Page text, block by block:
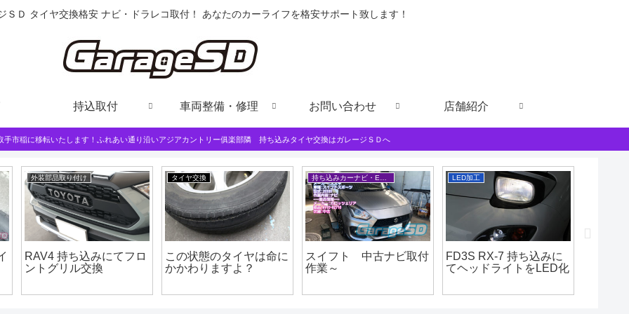
ＳＤ タイヤ交換格安 ナビ・ドラレコ取付！ あなたのカーライフを格安サポート致します！
持込取付 車両整備・修理 お問い合わせ 店舗紹介
手市稲に移転いたします！ふれあい通り沿いアジアカントリー俱楽部隣 持ち込みタイヤ交換はガレージＳＤへ
外装部品取り付け
RAV4 持ち込みにてフロ
ントグリル交換
タイヤ交換
この状態のタイヤは命に
かかわりますよ？
持ち込みカーナビ・ETCなど
スイフト 中古ナビ取付
作業～
LED加工
FD3S RX-7 持ち込みに
てヘッドライトをLED化